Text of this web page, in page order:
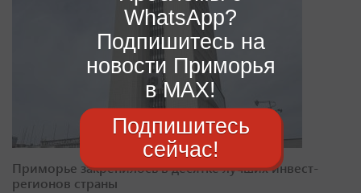
Приморье закрепилось в десятке лучших инвест-
регионов страны
WhatsApp?
Подпишитесь на
новости Приморья
в MAX!
Подпишитесь
сейчас!